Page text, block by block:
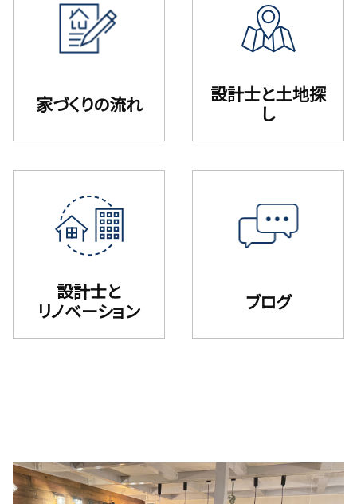
家づくりの流れ
設計⼠と⼟地探
し
設計士と
リノベーション
ブログ